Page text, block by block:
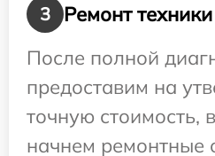
3
Ремонт техники
После полной
предоставим на
точную стоимость,
начнем ремонтные